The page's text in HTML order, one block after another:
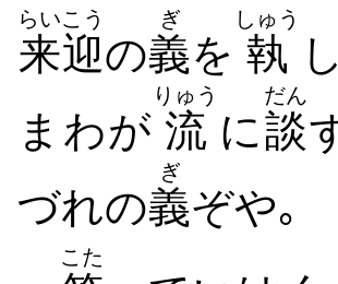
来迎
らいこう
の義
ぎ
を 執
しゅう
ま​わが 流
りゅう
に談
だん
づれ​の義
ぎ
ぞや｡
こた